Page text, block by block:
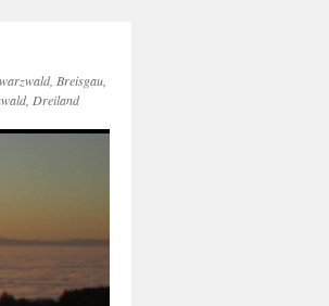
Breisgau,
Dreiland